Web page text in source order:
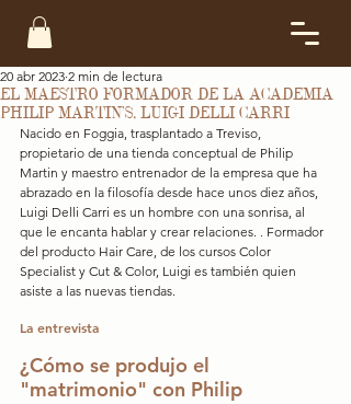
EL MAESTRO FORMADOR DE LA ACADEMIA
PHILIP MARTIN'S, LUIGI DELLI CARRI
20 abr 2023 2 min de lectura
Nacido en Foggia, trasplantado a Treviso,
propietario de una tienda conceptual de Philip
Martin y maestro entrenador de la empresa que ha
abrazado en la filosofía desde hace unos diez años,
Luigi Delli Carri es un hombre con una sonrisa, al
que le encanta hablar y crear relaciones. . Formador
del producto Hair Care, de los cursos Color
Specialist y Cut & Color, Luigi es también quien
asiste a las nuevas tiendas.
La entrevista
¿Cómo se produjo el
"matrimonio" con Philip